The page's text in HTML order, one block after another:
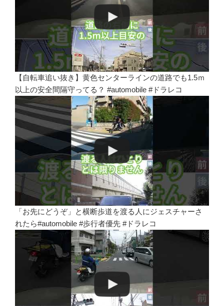
【自転車追い抜き】黄色センターラインの道路でも1.5ｍ
以上の安全間隔守ってる？ #automobile #ドラレコ
「お先にどうぞ」と横断歩道を渡る人にジェスチャーさ
れたら#automobile #歩行者優先 #ドラレコ